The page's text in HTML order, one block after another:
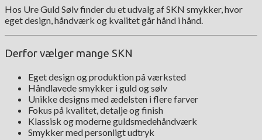
Hos Ure Guld Sølv finder du et udvalg af SKN smykker, hvor
eget design, håndværk og kvalitet går hånd i hånd.
Derfor vælger mange SKN
Eget design og produktion på værksted
Håndlavede smykker i guld og sølv
Unikke designs med ædelsten i flere farver
Fokus på kvalitet, detalje og finish
Klassisk og moderne guldsmedehåndværk
Smykker med personligt udtryk